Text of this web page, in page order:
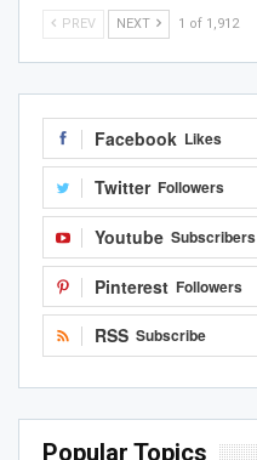
PREV NEXT 1 of 1,912
Facebook Likes
Twitter Followers
Youtube Subscribers
Pinterest Followers
RSS Subscribe
Popular Topics